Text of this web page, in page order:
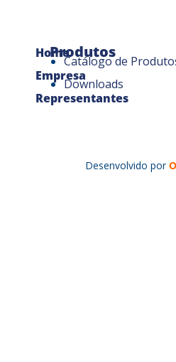
Home
Empresa
Representantes
Produtos
Catálogo de
Downloads
Desenvolvido por